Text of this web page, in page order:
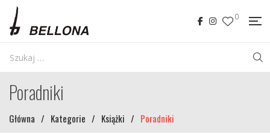
0
Poradniki
Główna / Kategorie / Książki / Poradniki